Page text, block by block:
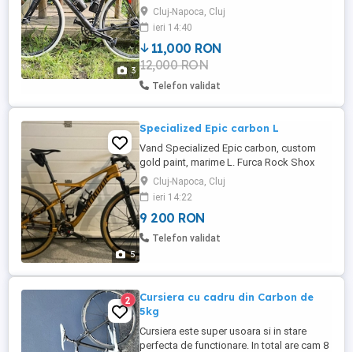
3
Bucuresti, pret pe factura 7100 ron
Incepand cu 2021 a trecut printr-o serie de
upgrade-uri: - Pipa carbon Zipp SL Sprint
100mm - Sa Specialized Sitero 155mm -
Ghidon Prime Primavera Aero Carbon
40cm - Roti Campagnolo Shamal Mille ...
Cluj-Napoca, Cluj
ieri 14:40
11,000 RON
12,000 RON
Telefon validat
5
Specialized Epic carbon L
Vand Specialized Epic carbon, custom
gold paint, marime L. Furca Rock Shox
Reba 100mm, spate Specialized Fox
Future Shock cu Brain(blocare automata)
de 100mm, roti Mavic Crossmax, Manete
schimbator Sram XX, angrenaj si
schimbator Sram XO carbon 2x10, pedale
Cluj-Napoca, Cluj
ieri 14:22
9 200 RON
Telefon validat
2
Cursiera cu cadru din Carbon de
5kg
Cursiera este super usoara si in stare
perfecta de functionare. In total are cam 8